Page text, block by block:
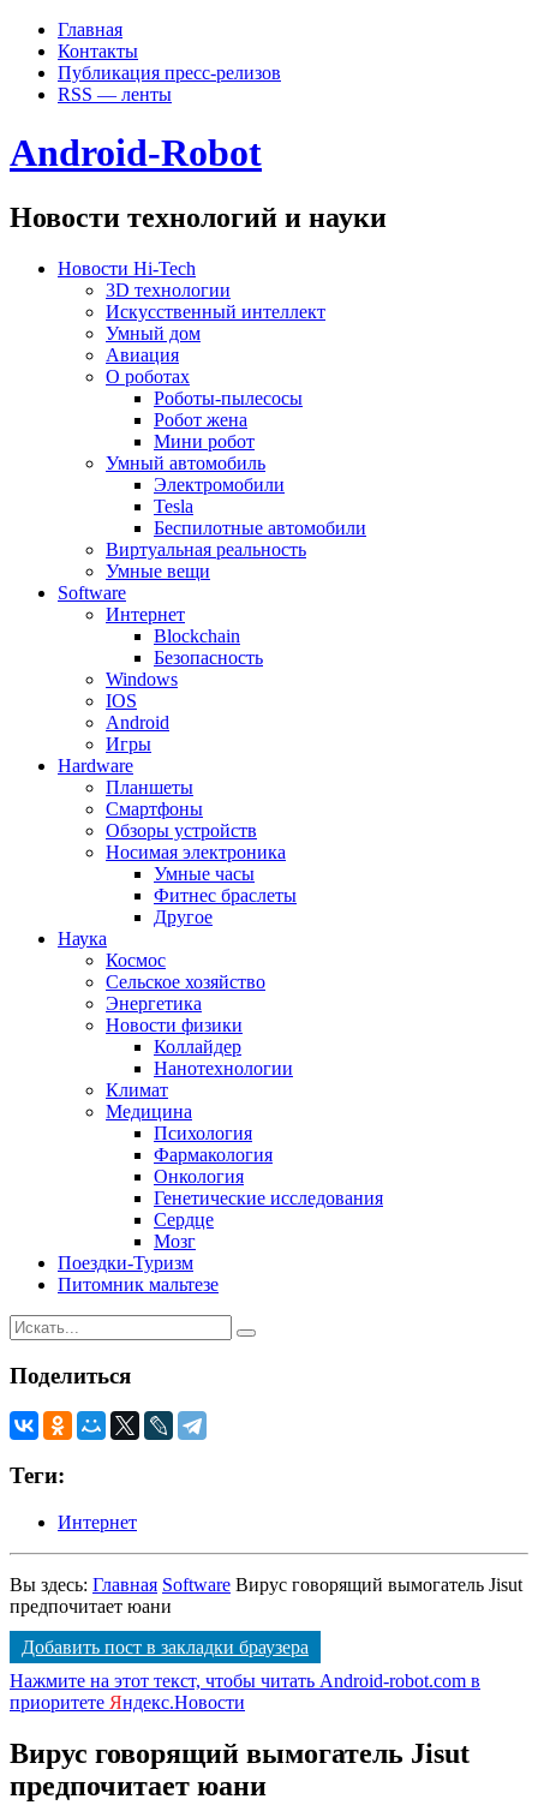
Главная
Контакты
Публикация пресс-релизов
RSS — ленты
Android-Robot
Новости технологий и науки
Новости Hi-Tech
3D технологии
Искусственный интеллект
Умный дом
Авиация
О роботах
Роботы-пылесосы
Робот жена
Мини робот
Умный автомобиль
Электромобили
Tesla
Беспилотные автомобили
Виртуальная реальность
Умные вещи
Software
Интернет
Blockchain
Безопасность
Windows
IOS
Android
Игры
Hardware
Планшеты
Смартфоны
Обзоры устройств
Носимая электроника
Умные часы
Фитнес браслеты
Другое
Наука
Космос
Сельское хозяйство
Энергетика
Новости физики
Коллайдер
Нанотехнологии
Климат
Медицина
Психология
Фармакология
Онкология
Генетические исследования
Сердце
Мозг
Поездки-Туризм
Питомник мальтезе
Поделиться
Теги:
Интернет
Вы здесь: Главная Software Вирус говорящий вымогатель Jisut
предпочитает юани
Добавить пост в закладки браузера
Нажмите на этот текст, чтобы читать Android-robot.com в
приоритете Яндекс.Новости
Вирус говорящий вымогатель Jisut
предпочитает юани